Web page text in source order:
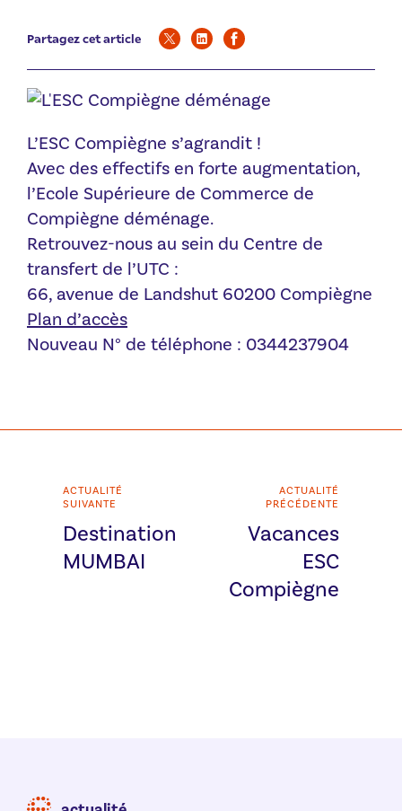
Partagez cet article
L’ESC Compiègne s’agrandit !
Avec des effectifs en forte augmentation,
l’Ecole Supérieure de Commerce de
Compiègne déménage.
Retrouvez-nous au sein du Centre de
transfert de l’UTC :
66, avenue de Landshut 60200 Compiègne
Plan d’accès
Nouveau N° de téléphone : 0344237904
ACTUALITÉ
SUIVANTE
Destination
MUMBAI
ACTUALITÉ
PRÉCÉDENTE
Vacances
ESC
Compiègne